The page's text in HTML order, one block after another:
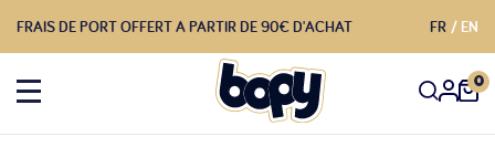
FRAIS DE PORT OFFERT A PARTIR DE 90€ D'ACHAT FR EN
0